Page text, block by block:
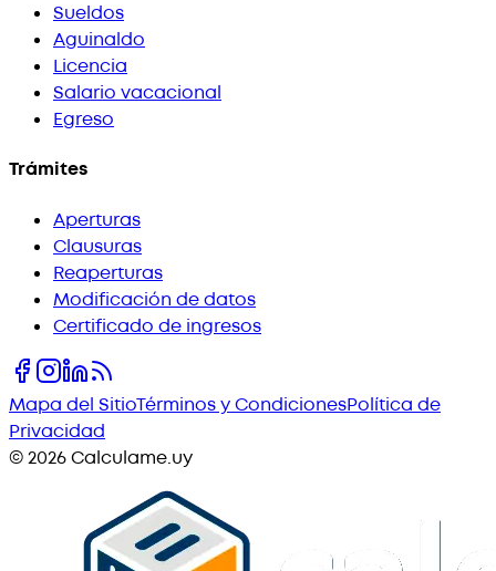
Sueldos
Aguinaldo
Licencia
Salario vacacional
Egreso
Trámites
Aperturas
Clausuras
Reaperturas
Modificación de datos
Certificado de ingresos
Mapa del SitioTérminos y CondicionesPolítica de
Privacidad
©2026Calculame.uy